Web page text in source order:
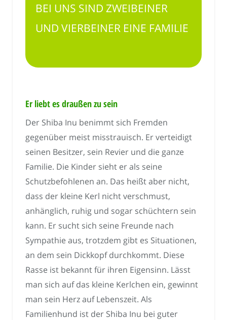
BEI UNS SIND ZWEIBEINER
UND VIERBEINER EINE FAMILIE
Er liebt es draußen zu sein
Der Shiba Inu benimmt sich Fremden
gegenüber meist misstrauisch. Er verteidigt
seinen Besitzer, sein Revier und die ganze
Familie. Die Kinder sieht er als seine
Schutzbefohlenen an. Das heißt aber nicht,
dass der kleine Kerl nicht verschmust,
anhänglich, ruhig und sogar schüchtern sein
kann. Er sucht sich seine Freunde nach
Sympathie aus, trotzdem gibt es Situationen,
an dem sein Dickkopf durchkommt. Diese
Rasse ist bekannt für ihren Eigensinn. Lässt
man sich auf das kleine Kerlchen ein, gewinnt
man sein Herz auf Lebenszeit. Als
Familienhund ist der Shiba Inu bei guter